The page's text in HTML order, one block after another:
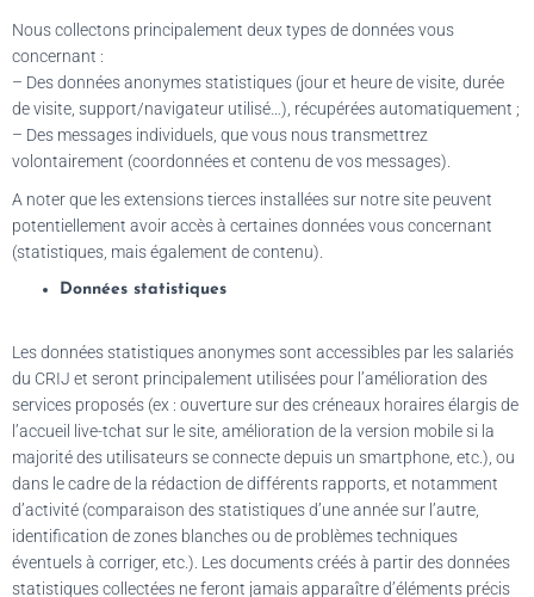
Nous collectons principalement deux types de données vous
concernant :
– Des données anonymes statistiques (jour et heure de visite, durée
de visite, support/navigateur utilisé…), récupérées automatiquement ;
– Des messages individuels, que vous nous transmettrez
volontairement (coordonnées et contenu de vos messages).
A noter que les extensions tierces installées sur notre site peuvent
potentiellement avoir accès à certaines données vous concernant
(statistiques, mais également de contenu).
Données statistiques
Les données statistiques anonymes sont accessibles par les salariés
du CRIJ et seront principalement utilisées pour l’amélioration des
services proposés (ex : ouverture sur des créneaux horaires élargis de
l’accueil live-tchat sur le site, amélioration de la version mobile si la
majorité des utilisateurs se connecte depuis un smartphone, etc.), ou
dans le cadre de la rédaction de différents rapports, et notamment
d’activité (comparaison des statistiques d’une année sur l’autre,
identification de zones blanches ou de problèmes techniques
éventuels à corriger, etc.). Les documents créés à partir des données
statistiques collectées ne feront jamais apparaître d’éléments précis